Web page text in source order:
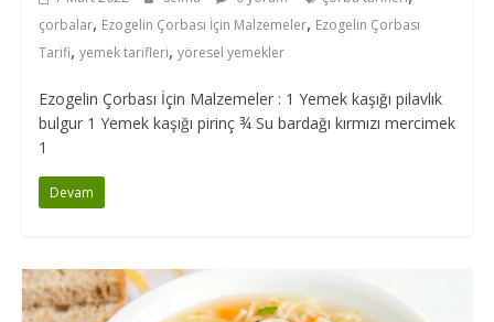
çorbalar, Ezogelin Çorbası İçin Malzemeler, Ezogelin Çorbası
Tarifi, yemek tarifleri, yöresel yemekler
Ezogelin Çorbası İçin Malzemeler : 1 Yemek kaşığı pilavlık
bulgur 1 Yemek kaşığı pirinç ¾ Su bardağı kırmızı mercimek
1
Devam